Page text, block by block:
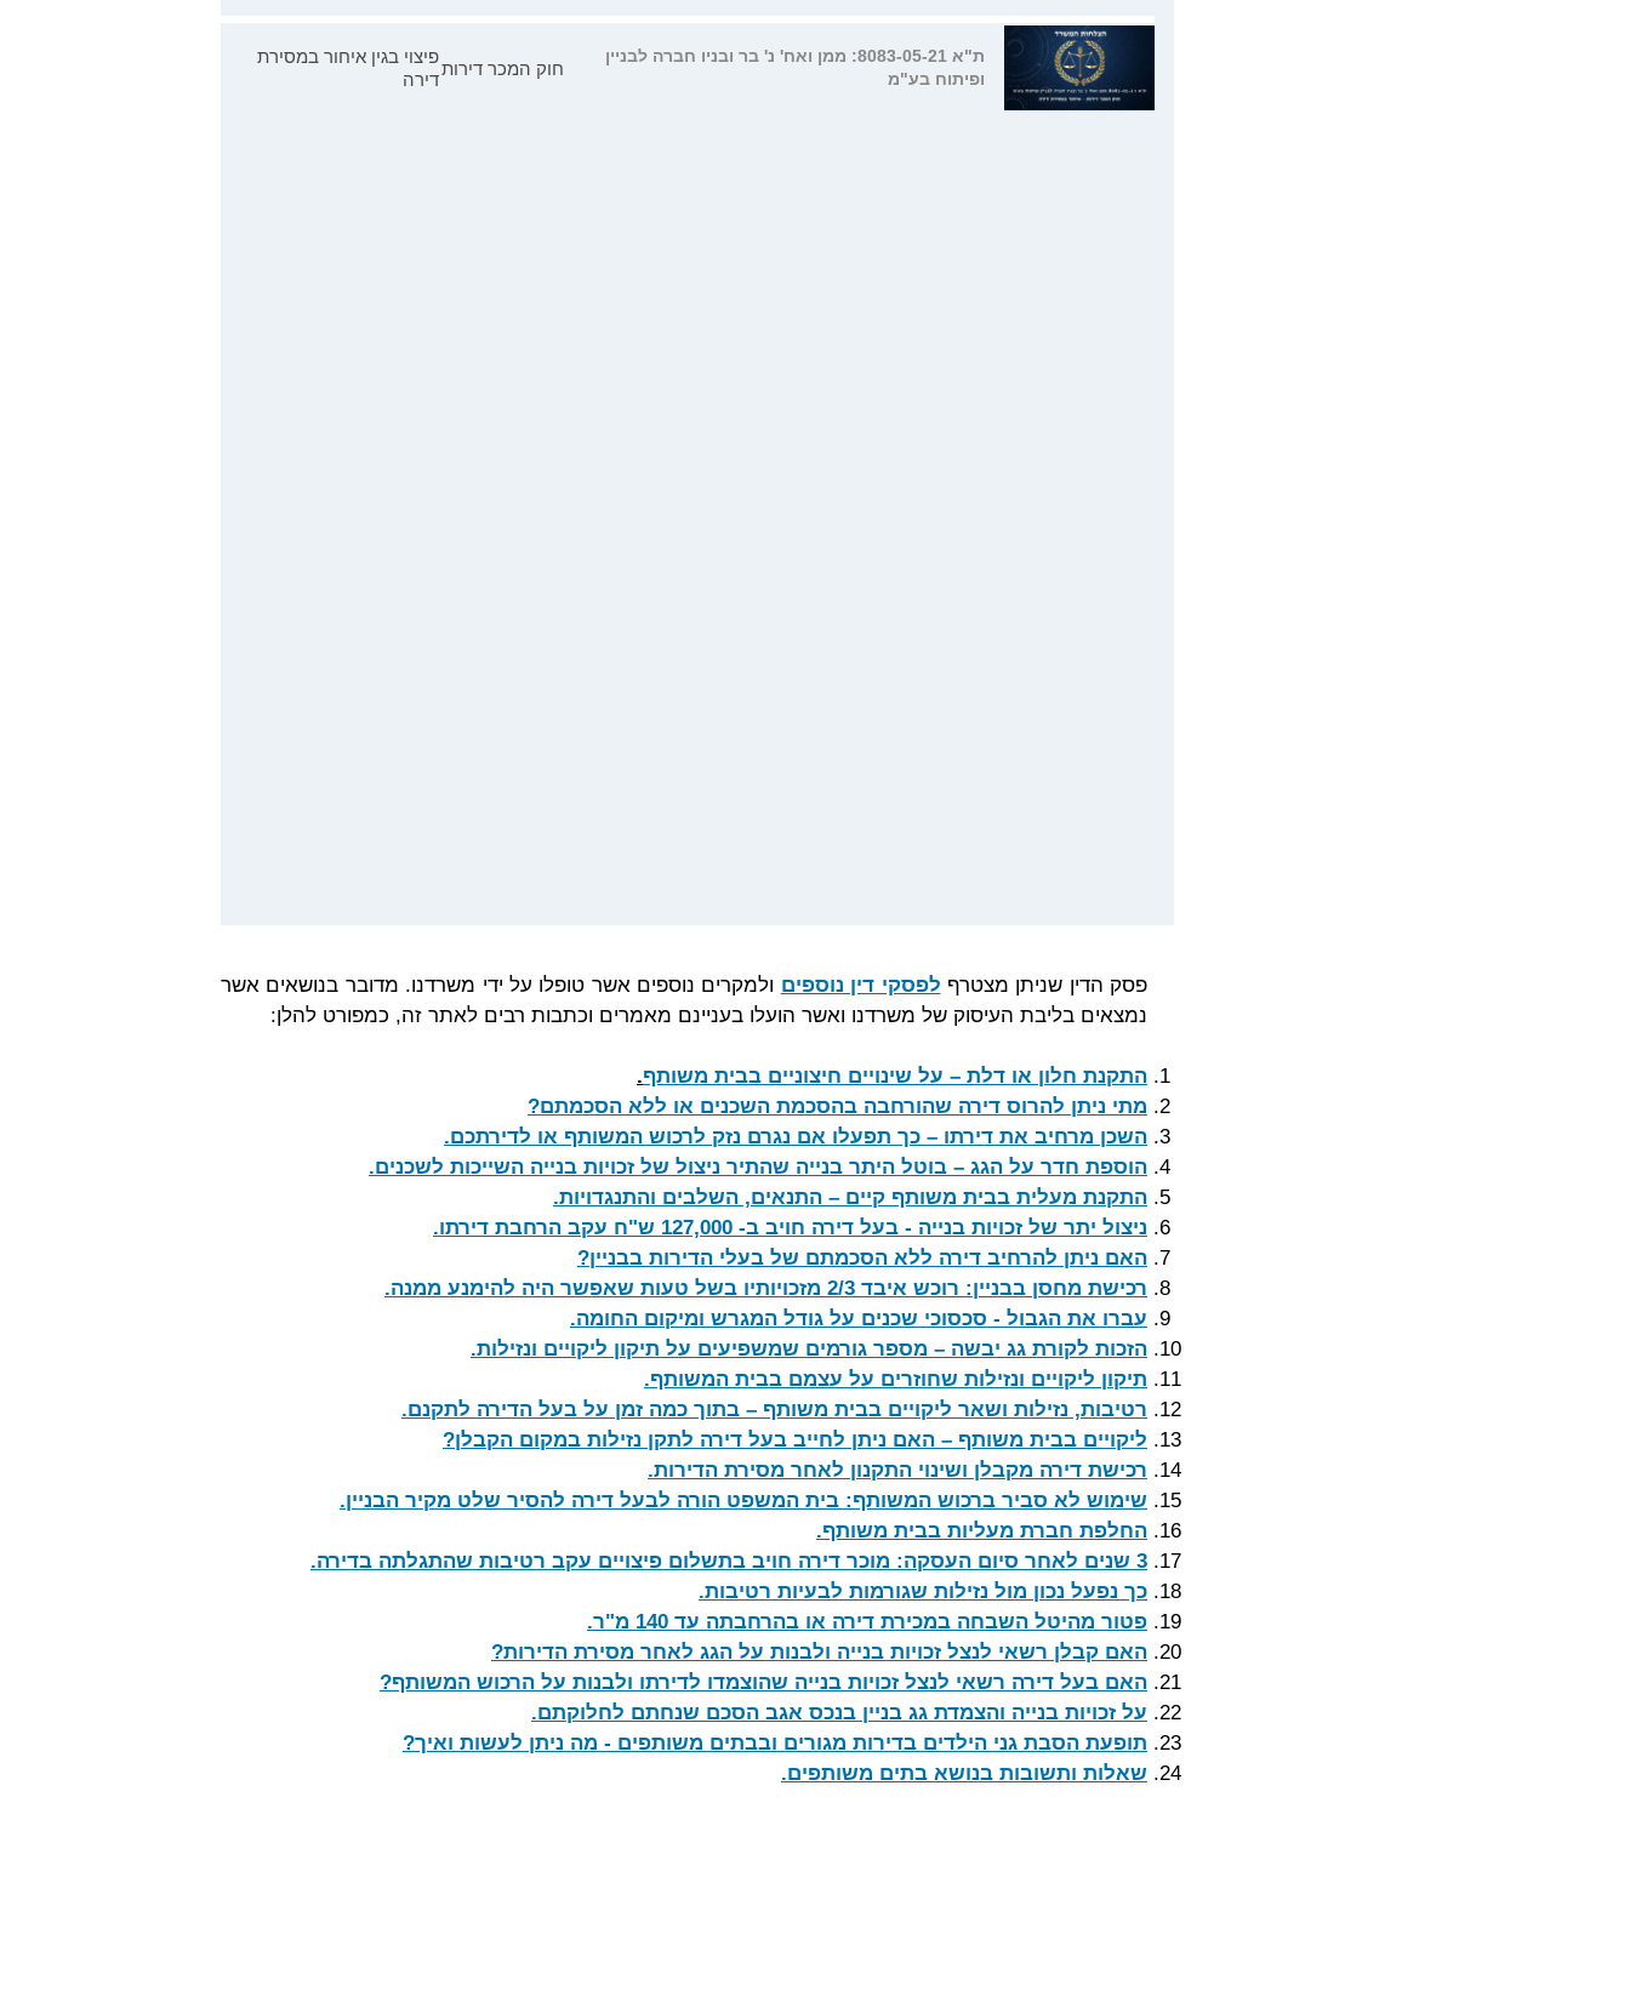
פיצוי בגין איחור במסירת
דירהחוק המכר דירות
ת"א 8083-05-21: ממן ואח' נ' בר ובניו חברה לבניין
ופיתוח בע"מ
פסק הדין שניתן מצטרף לפסקי דין נוספים ולמקרים נוספים אשר טופלו על ידי משרדנו. מדובר בנושאים אשר
נמצאים בליבת העיסוק של משרדנו ואשר הועלו בעניינם מאמרים וכתבות רבים לאתר זה, כמפורט להלן:
התקנת חלון או דלת – על שינויים חיצוניים בבית משותף.
מתי ניתן להרוס דירה שהורחבה בהסכמת השכנים או ללא הסכמתם?
השכן מרחיב את דירתו – כך תפעלו אם נגרם נזק לרכוש המשותף או לדירתכם.
הוספת חדר על הגג – בוטל היתר בנייה שהתיר ניצול של זכויות בנייה השייכות לשכנים.
התקנת מעלית בבית משותף קיים – התנאים, השלבים והתנגדויות.
ניצול יתר של זכויות בנייה - בעל דירה חויב ב- 127,000 ש"ח עקב הרחבת דירתו
.
האם ניתן להרחיב דירה ללא הסכמתם של בעלי הדירות בבניין?
רכישת מחסן בבניין: רוכש איבד 2/3 מזכויותיו בשל טעות שאפשר היה להימנע ממנה
.
עברו את הגבול - סכסוכי שכנים על גודל המגרש ומיקום החומה.
הזכות לקורת גג יבשה – מספר גורמים שמשפיעים על תיקון ליקויים ונזילות.
תיקון ליקויים ונזילות שחוזרים על עצמם בבית המשותף.
רטיבות, נזילות ושאר ליקויים בבית משותף – בתוך כמה זמן על בעל הדירה לתקנם.
ליקויים בבית משותף – האם ניתן לחייב בעל דירה לתקן נזילות במקום הקבלן?
רכישת דירה מקבלן ושינוי התקנון לאחר מסירת הדירות.
שימוש לא סביר ברכוש המשותף: בית המשפט הורה לבעל דירה להסיר שלט מקיר הבניין.
החלפת חברת מעליות בבית משותף.
3 שנים לאחר סיום העסקה: מוכר דירה חויב בתשלום פיצויים עקב רטיבות שהתגלתה בדירה
.
כך נפעל נכון מול נזילות שגורמות לבעיות רטיבות.
פטור מהיטל השבחה במכירת דירה או בהרחבתה עד 140 מ"ר
.
האם קבלן רשאי לנצל זכויות בנייה ולבנות על הגג לאחר מסירת הדירות?
האם בעל דירה רשאי לנצל זכויות בנייה שהוצמדו לדירתו ולבנות על הרכוש המשותף?
על זכויות בנייה והצמדת גג בניין בנכס אגב הסכם שנחתם לחלוקתם.
תופעת הסבת גני הילדים בדירות מגורים ובבתים משותפים - מה ניתן לעשות ואיך?
שאלות ותשובות בנושא בתים משותפים.